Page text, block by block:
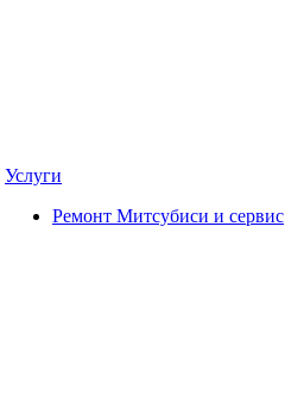
Услуги
Ремонт Митсубиси и сервис